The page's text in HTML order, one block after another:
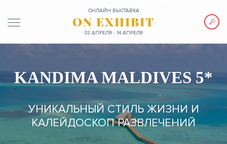
ОНЛАЙН ВЫСТАВКА
ON EXHIBIT
03 АПРЕЛЯ - 14 АПРЕЛЯ
KANDIMA MALDIVES 5*
УНИКАЛЬНЫЙ СТИЛЬ ЖИЗНИ И
КАЛЕЙДОСКОП РАЗВЛЕЧЕНИЙ